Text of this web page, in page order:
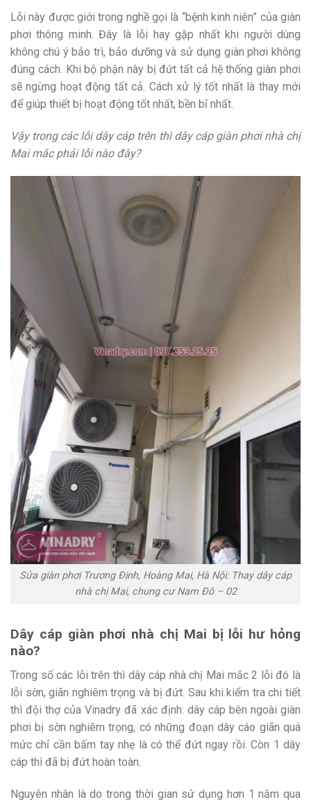
Lỗi này được giới trong nghề gọi là “bệnh kinh niên” của giàn
phơi thông minh. Đây là lỗi hay gặp nhất khi người dùng
không chú ý bảo trì, bảo dưỡng và sử dụng giàn phơi không
đúng cách. Khi bộ phận này bị đứt tất cả hệ thống giàn phơi
sẽ ngừng hoạt động tất cả. Cách xử lý tốt nhất là thay mới
để giúp thiết bị hoạt động tốt nhất, bền bỉ nhất.
Vậy trong các lỗi dây cáp trên thì dây cáp giàn phơi nhà chị
Mai mắc phải lỗi nào đây?
Sửa giàn phơi Trương Định, Hoàng Mai, Hà Nội: Thay dây cáp
nhà chị Mai, chung cư Nam Đô – 02
Dây cáp giàn phơi nhà chị Mai bị lỗi hư hỏng
nào?
Trong số các lỗi trên thì dây cáp nhà chị Mai mắc 2 lỗi đó là
lỗi sờn, giãn nghiêm trọng và bị đứt. Sau khi kiểm tra chi tiết
thì đội thợ của Vinadry đã xác định: dây cáp bên ngoài giàn
phơi bị sờn nghiêm trọng, có những đoạn dây cáo giãn quá
mức chỉ cần bấm tay nhẹ là có thể đứt ngay rồi. Còn 1 dây
cáp thì đã bị đứt hoàn toàn.
Nguyên nhân là do trong thời gian sử dụng hơn 1 năm qua